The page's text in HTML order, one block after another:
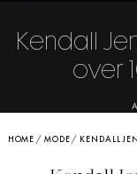
Kendall
over
HOME / MODE / KENDALL